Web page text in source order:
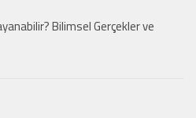
Bilimsel Gerçekler ve